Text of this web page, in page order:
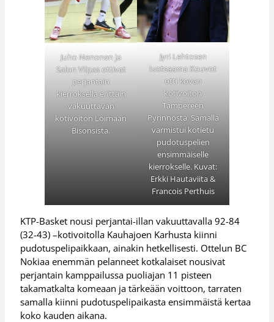
Juho Nenonen ja
Salon Vilpas ottivat
perjantain
kierroksella erittäin
vakuuttavan
kotivoiton Loimaan
Bisonsista.
Jyri Lehtosen
luotsaama Kouvot
otti kovan
kotivoiton
Tampereen
Pyrinnöstä. Samalla
varmistui kotietu
pudotuspelien
ensimmäiselle
kierrokselle. Kuvat:
Erkki Hautaviita &
Francois Perthuis
KTP-Basket nousi perjantai-illan vakuuttavalla 92-84
(32-43) –kotivoitolla Kauhajoen Karhusta kiinni
pudotuspelipaikkaan, ainakin hetkellisesti. Ottelun BC
Nokiaa enemmän pelanneet kotkalaiset nousivat
perjantain kamppailussa puoliajan 11 pisteen
takamatkalta komeaan ja tärkeään voittoon, tarraten
samalla kiinni pudotuspelipaikasta ensimmäistä kertaa
koko kauden aikana.